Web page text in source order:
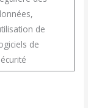
de
de